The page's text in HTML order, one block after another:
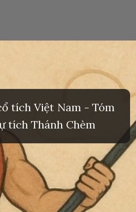
tích Việt Nam - Tóm
tích Thánh Chèm